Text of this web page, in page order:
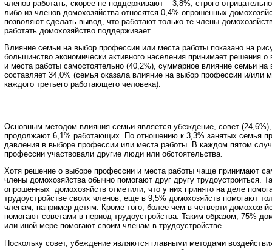
членов работать, скорее не поддерживают – 3,8%, строго отрицательно
либо из членов домохозяйства относятся 0,4% опрошенных
позволяют сделать вывод, что работают только те члены
работать домохозяйство поддерживает.
Влияние семьи на выбор профессии или места работы показано на
большинство экономически активного населения принимает решения
и места работы самостоятельно (40,2%), суммарное влияние семьи
составляет 34,0% (семья оказала влияние на выбор профессии и/или
каждого третьего работающего человека).
Основным методом влияния семьи является убеждение, совет
продолжают 6,1% работающих. По отношению к 3,3% занятых семья
давления в выборе профессии или места работы. В каждом пятом
профессии участвовали другие люди или обстоятельства.
Хотя решение о выборе профессии и места работы чаще принимают
члены домохозяйства обычно помогают друг другу трудоустроиться.
опрошенных домохозяйств отметили, что у них принято на деле
трудоустройстве своих членов, еще в 9,5% домохозяйств помогают
членам, например детям. Кроме того, более чем в четверти
помогают советами в период трудоустройства. Таким образом, 75%
или иной мере помогают своим членам в трудоустройстве.
Поскольку совет, убеждение являются главными методами